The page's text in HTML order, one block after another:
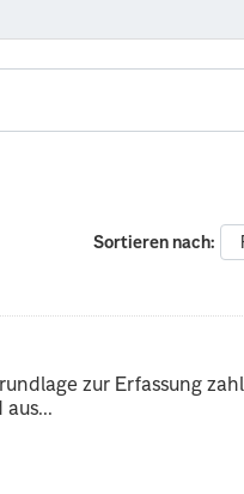
Sortieren nach
zur Erfassung